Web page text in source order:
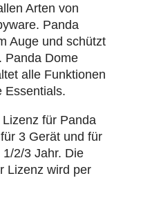
Arten von
Panda
Auge und schützt
Panda Dome
alle Funktionen
Essentials.
für Panda
3 Gerät und für
2/3 Jahr. Die
Lizenz wird per